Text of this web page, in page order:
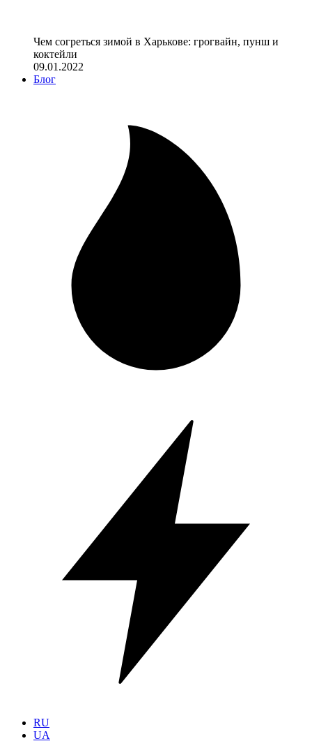
Чем согреться зимой в Харькове: грогвайн, пунш и
коктейли
09.01.2022
Блог
RU
UA